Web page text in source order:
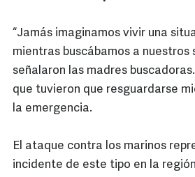
“Jamás imaginamos vivir una
mientras buscábamos a nuestros
señalaron las madres
que tuvieron que resguardarse
la emergencia.
El ataque contra los marinos
incidente de este tipo en la